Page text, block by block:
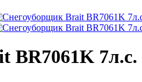
BR7061K 7л.с.